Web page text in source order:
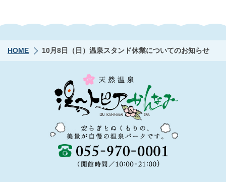
HOME 10月8日（日）温泉スタンド休業についてのお知らせ